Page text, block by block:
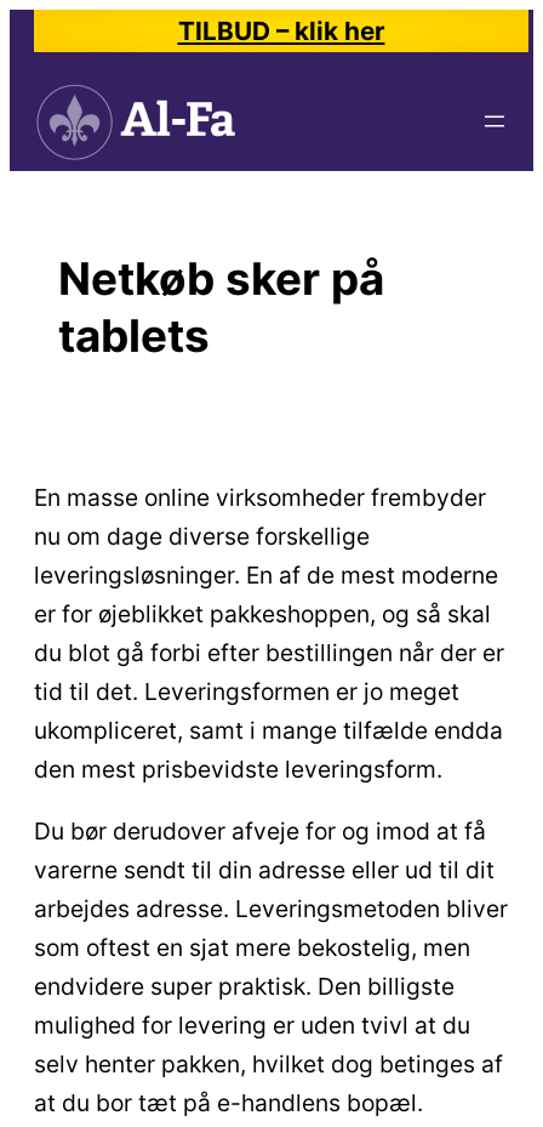
indhold
TILBUD – klik her
Netkøb sker på
tablets
En masse online virksomheder frembyder
nu om dage diverse forskellige
leveringsløsninger. En af de mest moderne
er for øjeblikket pakkeshoppen, og så skal
du blot gå forbi efter bestillingen når der er
tid til det. Leveringsformen er jo meget
ukompliceret, samt i mange tilfælde endda
den mest prisbevidste leveringsform.
Du bør derudover afveje for og imod at få
varerne sendt til din adresse eller ud til dit
arbejdes adresse. Leveringsmetoden bliver
som oftest en sjat mere bekostelig, men
endvidere super praktisk. Den billigste
mulighed for levering er uden tvivl at du
selv henter pakken, hvilket dog betinges af
at du bor tæt på e-handlens bopæl.